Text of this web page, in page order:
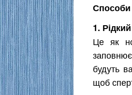
Способи
1.
Це як
будуть
щоб